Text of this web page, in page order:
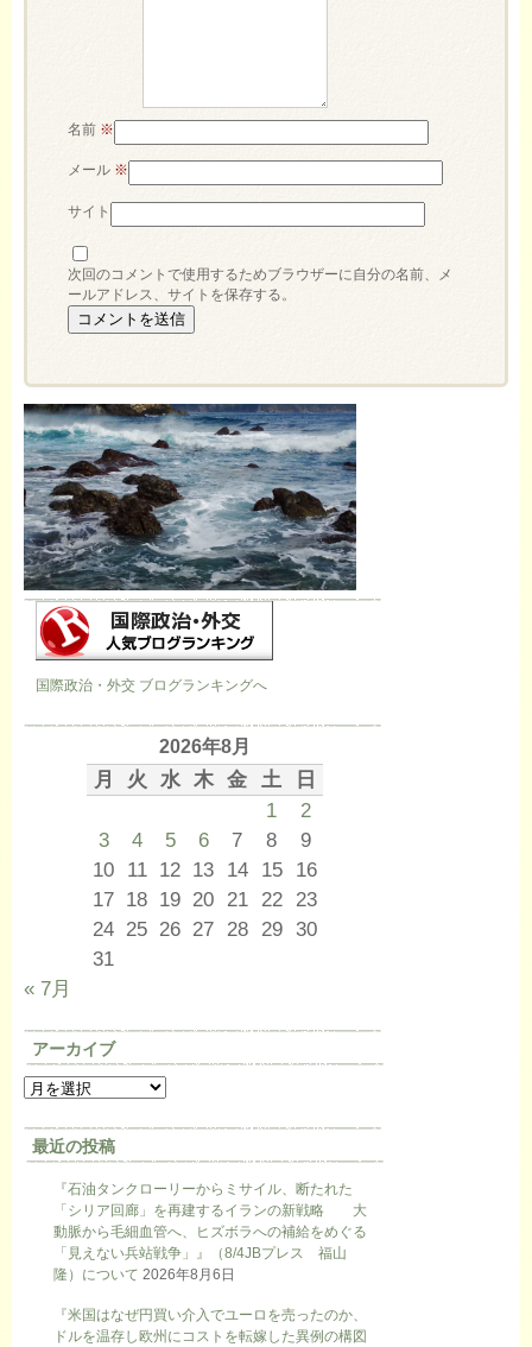
名前 ※
メール ※
サイト
次回のコメントで使用するためブラウザーに自分の名前、メ
ールアドレス、サイトを保存する。
国際政治・外交 ブログランキングへ
2026年8月
月 火 水 木 金 土
日
1
2
3
4 5 6 7 8
9
10 11 12 13 14 15
16
17 18 19 20 21 22
23
24 25 26 27 28 29 30
31
« 7月
アーカイブ
最近の投稿
『石油タンクローリーからミサイル、断たれた
「シリア回廊」を再建するイランの新戦略 大
動脈から毛細血管へ、ヒズボラへの補給をめぐる
「見えない兵站戦争」』（8/4JBプレス 福山
隆）について 2026年8月6日
『米国はなぜ円買い介入でユーロを売ったのか、
ドルを温存し欧州にコストを転嫁した異例の構図